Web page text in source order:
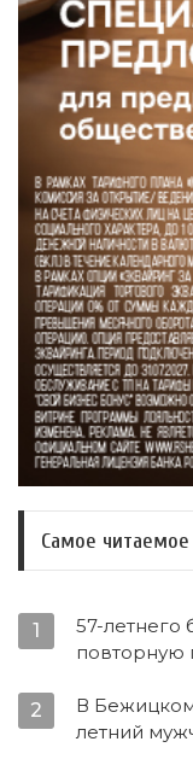
Самое читаемое
1
57-летнего
повторную
2
В
летний